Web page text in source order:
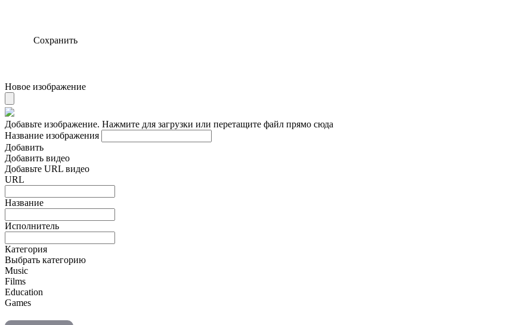
Сохранить
Новое изображение
Добавьте изображение. Нажмите для загрузки или перетащите файл прямо сюда
Название изображения
Добавить
Добавить видео
Добавьте URL видео
URL
Название
Исполнитель
Категория
Выбрать категорию
Music
Films
Education
Games